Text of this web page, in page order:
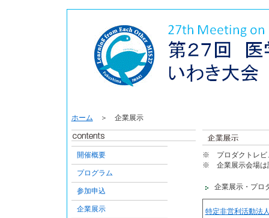
ホーム ＞ 企業展示
開催概要
プログラム
参加申込
企業展示
※ プロダクトレビ
※ 企業展示会場は
企業展示・プ
特定非営利活動法